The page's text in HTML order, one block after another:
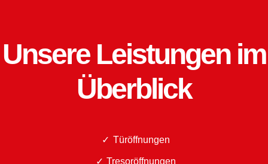
Unsere Leistungen im
Überblick
Türöffnungen
Tresoröffnungen